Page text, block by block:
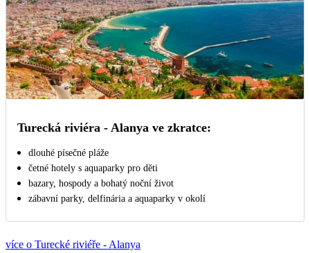
Turecká riviéra - Alanya ve zkratce:
dlouhé písečné pláže
četné hotely s aquaparky pro děti
bazary, hospody a bohatý noční život
zábavní parky, delfinária a aquaparky v okolí
více o Turecké riviéře - Alanya